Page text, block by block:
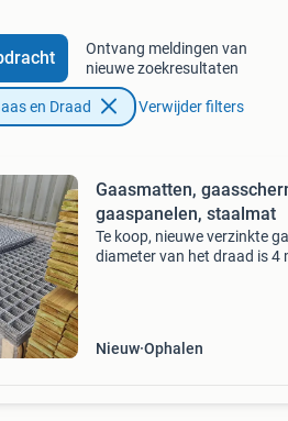
Ontvang meldingen van
nieuwe zoekresultaten
en Draad Verwijder filters
Gaasmatten,
gaaspanelen, staalmat
Te koop, nieuwe verzinkte
diameter van het draad is 4
Nieuw Ophalen